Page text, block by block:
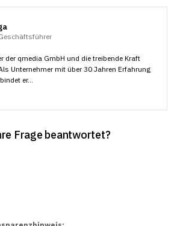
der qmedia GmbH und die treibende Kraft
Unternehmer mit über 30 Jahren Erfahrung
er...
Frage beantwortet?